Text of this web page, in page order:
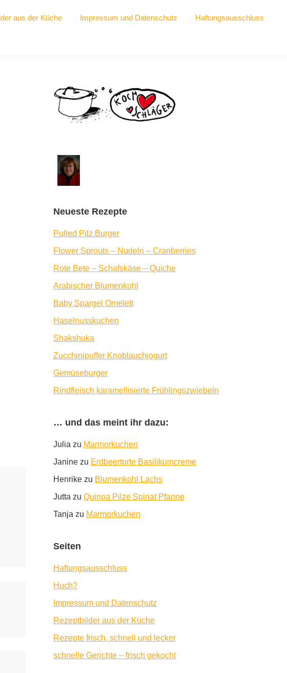
aus der Küche Impressum und Datenschutz Haftungsausschluss
Seitenspalte
Neueste Rezepte
Pulled Pilz Burger
Flower Sprouts – Nudeln – Cranberries
Rote Bete – Schafskäse – Quiche
Arabischer Blumenkohl
Baby Spargel Omelett
Haselnusskuchen
Shakshuka
Zucchinipuffer Knoblauchjogurt
Gemüseburger
Rindfleisch karamellisierte Frühlingszwiebeln
… und das meint ihr dazu:
Julia zu Marmorkuchen
Janine zu Erdbeertorte Basilikumcreme
Henrike zu Blumenkohl Lachs
Jutta zu Quinoa Pilze Spinat Pfanne
Tanja zu Marmorkuchen
Seiten
Haftungsausschluss
Huch?
Impressum und Datenschutz
Rezeptbilder aus der Küche
Rezepte frisch, schnell und lecker
schnelle Gerichte – frisch gekocht